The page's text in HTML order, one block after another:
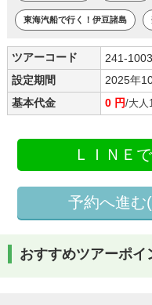
東海汽船で行く！伊豆諸島
ツアーコード
241-
設定期間
2025年
基本代金
0 円/大人
ＬＩＮＥ
予約へ進む
おすすめツアーポイ